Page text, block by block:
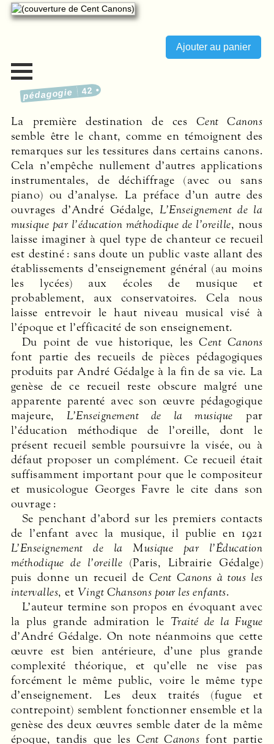
pédagogie 42
La première destination de ces Cent Canons
semble être le chant, comme en témoignent des
remarques sur les tessitures dans certains canons.
Cela n’empêche nullement d’autres applications
instrumentales, de déchiffrage (avec ou sans
piano) ou d’analyse. La préface d’un autre des
ouvrages d’André Gédalge,L’Enseignement de la
musique par l’éducation méthodique de l’oreille, nous
laisse imaginer à quel type de chanteur ce recueil
est destiné : sans doute un public vaste allant des
établissements d’enseignement général (au moins
les lycées) aux écoles de musique et
probablement, aux conservatoires. Cela nous
laisse entrevoir le haut niveau musical visé à
l’époque et l’efficacité de son enseignement.
Du point de vue historique, lesCent Canons
font partie des recueils de pièces pédagogiques
produits par André Gédalge à la fin de sa vie. La
genèse de ce recueil reste obscure malgré une
apparente parenté avec son œuvre pédagogique
majeure,L’Enseignement de la musique par
l’éducation méthodique de l’oreille, dont le
présent recueil semble poursuivre la visée, ou à
défaut proposer un complément. Ce recueil était
suffisamment important pour que le compositeur
et musicologue Georges Favre le cite dans son
ouvrage :
Se penchant d’abord sur les premiers contacts
de l’enfant avec la musique, il publie en 1921
L’Enseignement de la Musique par l’Éducation
méthodique de l’oreille (Paris, Librairie Gédalge)
puis donne un recueil de Cent Canons à tous les
intervalles, et Vingt Chansons pour les enfants.
L’auteur termine son propos en évoquant avec
la plus grande admiration le Traité de la Fugue
d’André Gédalge. On note néanmoins que cette
œuvre est bien antérieure, d’une plus grande
complexité théorique, et qu’elle ne vise pas
forcément le même public, voire le même type
d’enseignement. Les deux traités (fugue et
contrepoint) semblent fonctionner ensemble et la
genèse des deux œuvres semble dater de la même
époque, tandis que lesCent Canons font partie